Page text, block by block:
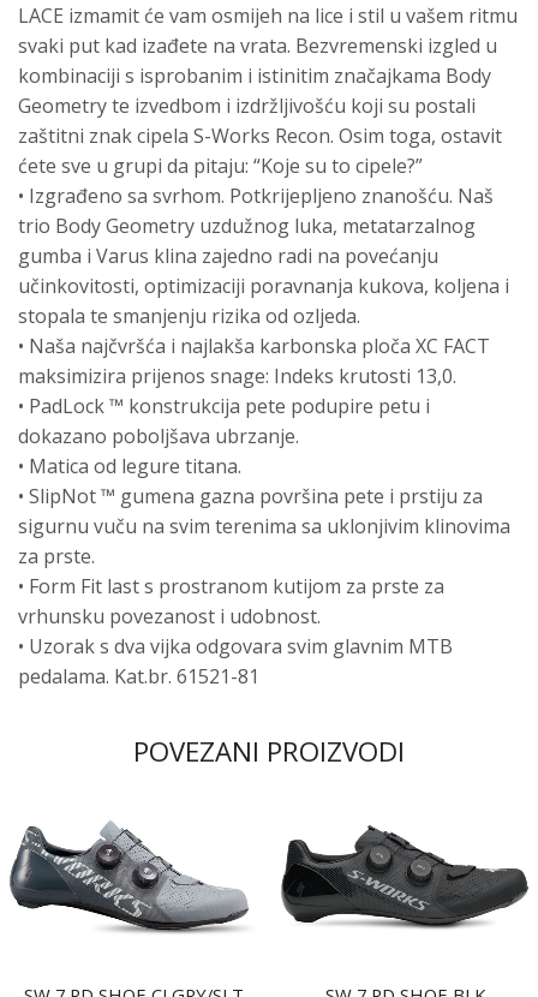
LACE izmamit će vam osmijeh na lice i stil u vašem ritmu
svaki put kad izađete na vrata. Bezvremenski izgled u
kombinaciji s isprobanim i istinitim značajkama Body
Geometry te izvedbom i izdržljivošću koji su postali
zaštitni znak cipela S-Works Recon. Osim toga, ostavit
ćete sve u grupi da pitaju: “Koje su to cipele?”
• Izgrađeno sa svrhom. Potkrijepljeno znanošću. Naš
trio Body Geometry uzdužnog luka, metatarzalnog
gumba i Varus klina zajedno radi na povećanju
učinkovitosti, optimizaciji poravnanja kukova, koljena i
stopala te smanjenju rizika od ozljeda.
• Naša najčvršća i najlakša karbonska ploča XC FACT
maksimizira prijenos snage: Indeks krutosti 13,0.
• PadLock ™ konstrukcija pete podupire petu i
dokazano poboljšava ubrzanje.
• Matica od legure titana.
• SlipNot ™ gumena gazna površina pete i prstiju za
sigurnu vuču na svim terenima sa uklonjivim klinovima
za prste.
• Form Fit last s prostranom kutijom za prste za
vrhunsku povezanost i udobnost.
• Uzorak s dva vijka odgovara svim glavnim MTB
pedalama. Kat.br. 61521-81
POVEZANI PROIZVODI